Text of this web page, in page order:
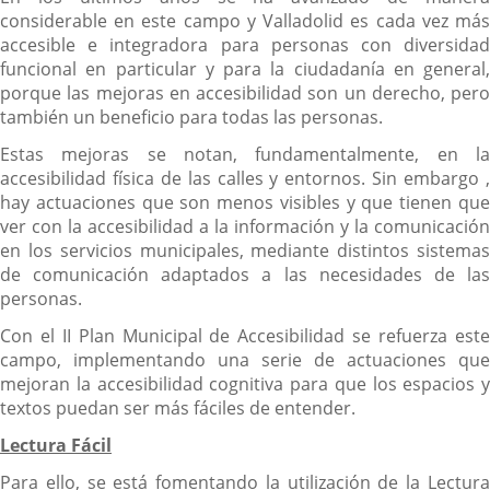
considerable en este campo y Valladolid es cada vez más
accesible e integradora para personas con diversidad
funcional en particular y para la ciudadanía en general,
porque las mejoras en accesibilidad son un derecho, pero
también un beneficio para todas las personas.
Estas mejoras se notan, fundamentalmente, en la
accesibilidad física de las calles y entornos. Sin embargo ,
hay actuaciones que son menos visibles y que tienen que
ver con la accesibilidad a la información y la comunicación
en los servicios municipales, mediante distintos sistemas
de comunicación adaptados a las necesidades de las
personas.
Con el II Plan Municipal de Accesibilidad se refuerza este
campo, implementando una serie de actuaciones que
mejoran la accesibilidad cognitiva para que los espacios y
textos puedan ser más fáciles de entender.
Lectura Fácil
Para ello, se está fomentando la utilización de la Lectura